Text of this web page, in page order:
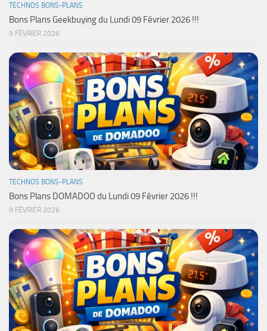
TECHNOS BONS-PLANS
Bons Plans Geekbuying du Lundi 09 Février 2026 !!!
9 FÉVRIER 2026
TECHNOS BONS-PLANS
Bons Plans DOMADOO du Lundi 09 Février 2026 !!!
9 FÉVRIER 2026